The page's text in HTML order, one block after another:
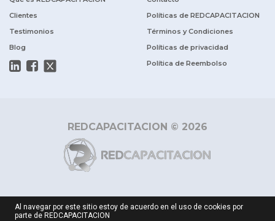
Clientes
Testimonios
Blog
Políticas de REDCAPACITACION
Términos y Condiciones
Políticas de privacidad
Política de Reembolso
REDCAPACITACION © 2026
Al navegar por este sitio estoy de acuerdo en el uso de cookies por
parte de REDCAPACITACION